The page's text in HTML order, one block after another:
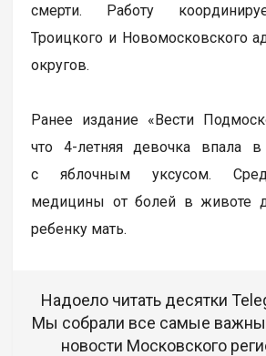
смерти. Работу
Троицкого и Новомосковского
округов.
Ранее издание «Вести
что 4-летняя девочка впала
с яблочным уксусом.
медицины от болей в животе
ребенку мать.
Надоело читать десятки
Мы собрали все самые
новости Московского